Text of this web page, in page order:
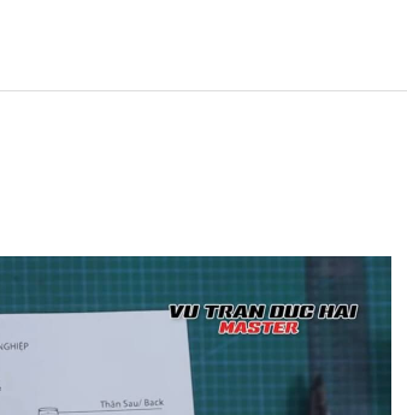
KÝ TƯ VẤN MIỄN PHÍ